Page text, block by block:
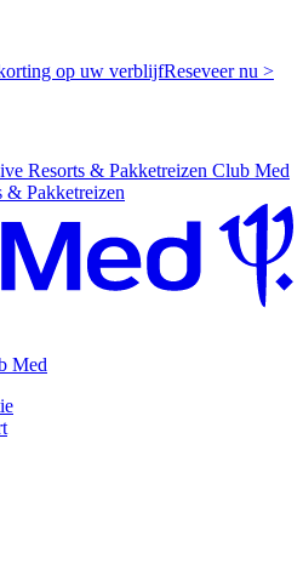
op uw verblijfReseveer nu >
Resorts & Pakketreizen Club Med
& Pakketreizen
Med